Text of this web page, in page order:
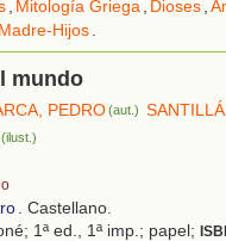
Mitología Griega Dioses
Hijos
mundo
PEDRO(aut.)
(ilust.)
. Castellano.
1ª ed., 1ª imp.; papel;